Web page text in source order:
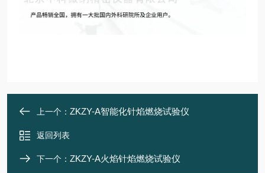
上一个： ZKZY-A智能化针焰燃烧试验仪
返回列表
下一个： ZKZY-A火焰针焰燃烧试验仪